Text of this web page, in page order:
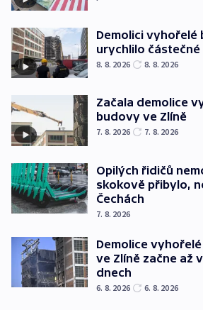
Demolici vyhořelé
urychlilo částečné
8. 8. 2026 8. 8. 2026
Začala demolice
budovy ve Zlíně
7. 8. 2026 7. 8. 2026
Opilých řidičů
skokově přibylo,
Čechách
7. 8. 2026
Demolice
ve Zlíně začne až
dnech
6. 8. 2026 6. 8. 2026